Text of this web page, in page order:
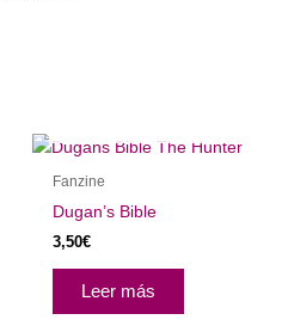
Fanzine
Dugan’s Bible
3,50€
Leer más